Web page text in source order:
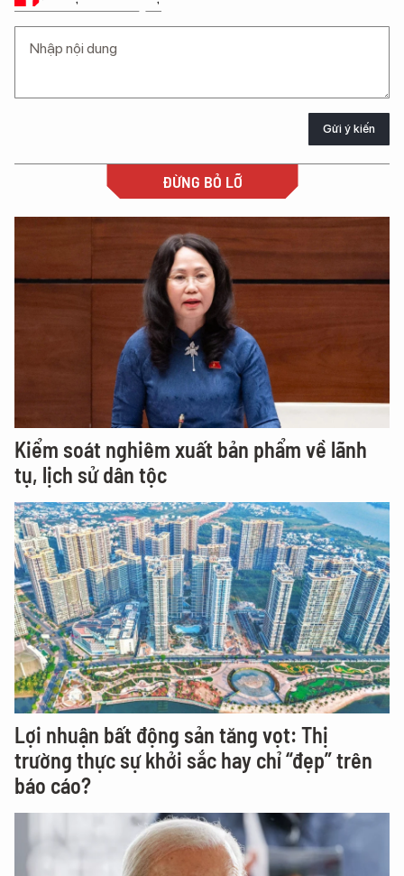
Gửi ý kiến
ĐỪNG BỎ LỠ
Kiểm soát nghiêm xuất bản phẩm về lãnh
tụ, lịch sử dân tộc
Lợi nhuận bất động sản tăng vọt: Thị
trường thực sự khởi sắc hay chỉ “đẹp” trên
báo cáo?